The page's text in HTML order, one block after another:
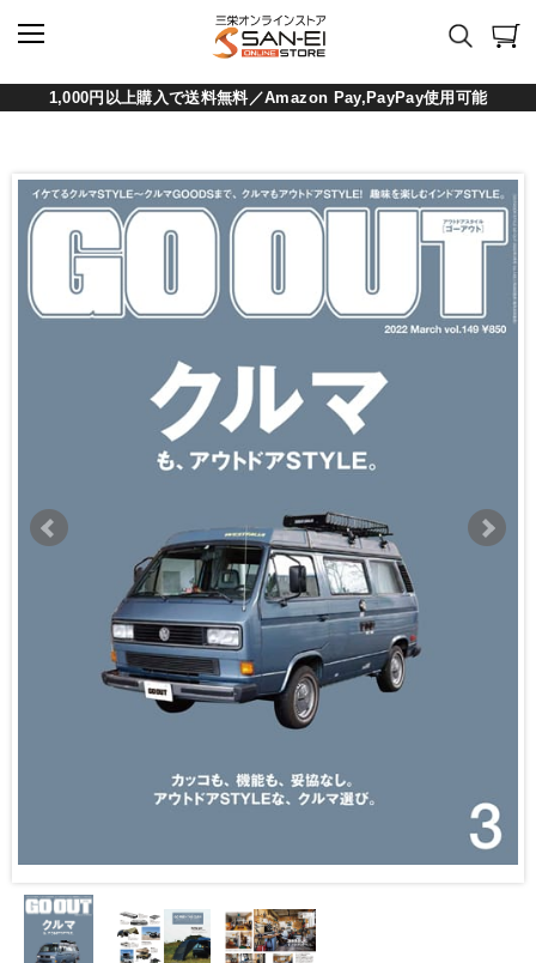
1,000円以上購入で送料無料／Amazon Pay,PayPay使用可能